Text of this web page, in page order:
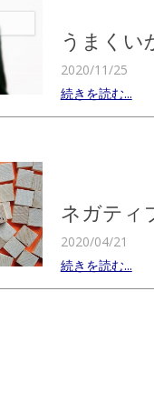
うまくい
2020/11/25
続きを読む...
ネガティ
2020/04/21
続きを読む...